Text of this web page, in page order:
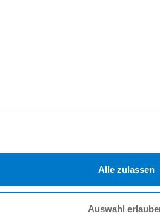
Alle zulassen
Auswahl